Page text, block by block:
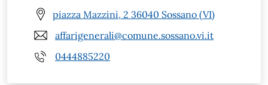
piazza Mazzini, 2 36040 Sossano (VI)
affarigenerali@comune.sossano.vi.it
0444885220